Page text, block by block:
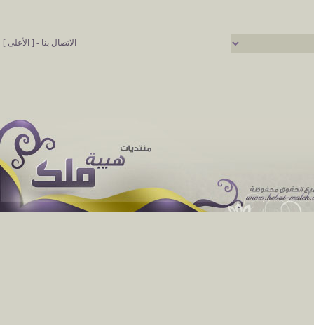
الاتصال بنا - [ الأعلى ]